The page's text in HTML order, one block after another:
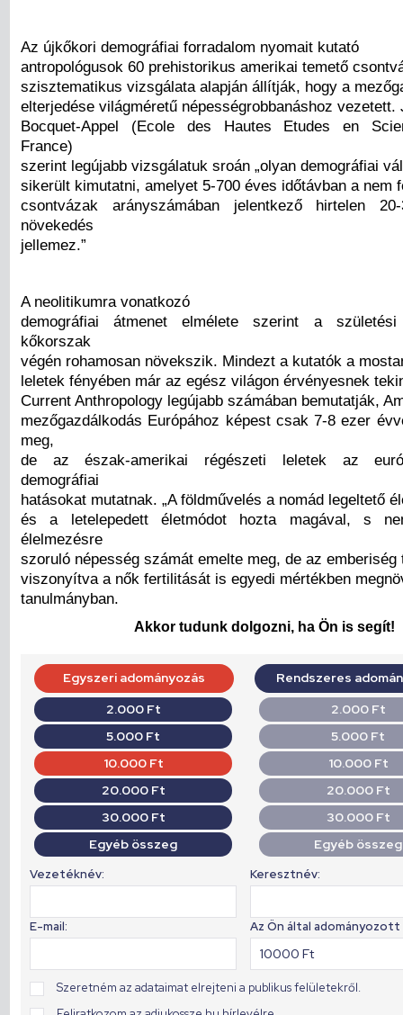
Az újkőkori demográfiai forradalom nyomait kutató
antropológusok 60 prehistorikus amerikai temető
szisztematikus vizsgálata alapján állítják, hogy a
elterjedése világméretű népességrobbanáshoz vezetett.
Bocquet-Appel (Ecole des Hautes Etudes en
France)
szerint legújabb vizsgálatuk sroán „olyan demográfiai
sikerült kimutatni, amelyet 5-700 éves időtávban a nem
csontvázak arányszámában jelentkező hirtelen
növekedés
jellemez.”
A neolitikumra vonatkozó
demográfiai átmenet elmélete szerint a
kőkorszak
végén rohamosan növekszik. Mindezt a kutatók a
leletek fényében már az egész világon érvényesnek
Current Anthropology legújabb számában bemutatják,
mezőgazdálkodás Európához képest csak 7-8 ezer
meg,
de az észak-amerikai régészeti leletek az
demográfiai
hatásokat mutatnak. „A földművelés a nomád legeltető
és a letelepedett életmódot hozta magával, s
élelmezésre
szoruló népesség számát emelte meg, de az emberiség
viszonyítva a nők fertilitását is egyedi mértékben
tanulmányban.
Akkor tudunk dolgozni, ha Ön is segít!